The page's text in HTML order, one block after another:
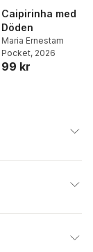
Caipirinha med
Döden
Maria Ernestam
Pocket, 2026
99 kr